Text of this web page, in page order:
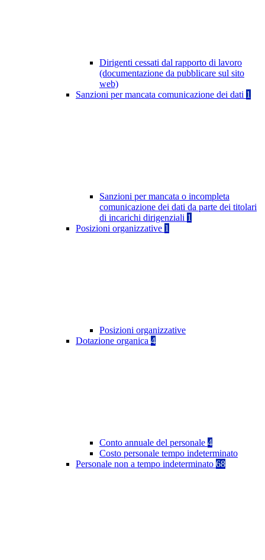
Dirigenti cessati dal rapporto di lavoro
(documentazione da pubblicare sul sito
web)
Sanzioni per mancata comunicazione dei dati 1
Sanzioni per mancata o incompleta
comunicazione dei dati da parte dei titolari
di incarichi dirigenziali 1
Posizioni organizzative 1
Posizioni organizzative
Dotazione organica 4
Conto annuale del personale 4
Costo personale tempo indeterminato
Personale non a tempo indeterminato 68